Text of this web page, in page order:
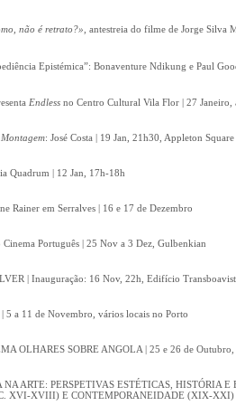
não é retrato?» , antestreia do filme de Jorge Silva
Epistémica”: Bonaventure Ndikung e Paul
Endless no Centro Cultural Vila Flor | 27 Janeiro,
Montagem: José Costa | 19 Jan, 21h30, Appleton Square
Quadrum | 12 Jan, 17h-18h
Rainer em Serralves | 16 e 17 de Dezembro
Português | 25 Nov a 3 Dez, Gulbenkian
| Inauguração: 16 Nov, 22h, Edifício
5 a 11 de Novembro, vários locais no Porto
OLHARES SOBRE ANGOLA | 25 e 26 de
NA ARTE: PERSPETIVAS ESTÉTICAS, HISTÓRIA
XVI-XVIII) E CONTEMPORANEIDADE (XIX-XXI)